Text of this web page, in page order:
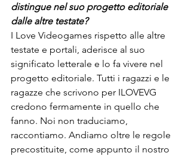
distingue nel suo progetto editoriale
dalle altre testate?
I Love Videogames rispetto alle altre
testate e portali, aderisce al suo
significato letterale e lo fa vivere nel
progetto editoriale. Tutti i ragazzi e le
ragazze che scrivono per ILOVEVG
credono fermamente in quello che
fanno. Noi non traduciamo,
raccontiamo. Andiamo oltre le regole
precostituite, come appunto il nostro